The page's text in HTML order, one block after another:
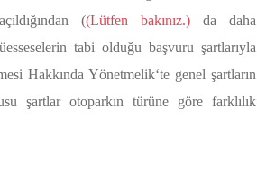
açıldığından ((Lütfen bakınız.) da daha
tabi olduğu başvuru şartlarıyla
Hakkında Yönetmelik‘te genel şartların
şartlar otoparkın türüne göre farklılık